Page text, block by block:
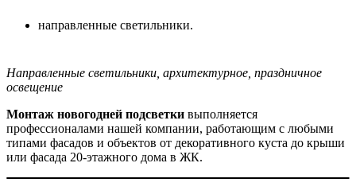
направленные светильники.
Направленные светильники, архитектурное, праздничное
освещение
Монтаж новогодней подсветки выполняется
профессионалами нашей компании, работающим с любыми
типами фасадов и объектов от декоративного куста до крыши
или фасада 20-этажного дома в ЖК.